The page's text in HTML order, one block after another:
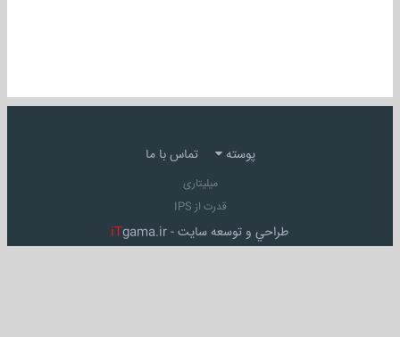
پوسته تماس با ما
میلیتاری
قدرت از IPS
طراحي و توسعه سايت - iTgama.ir